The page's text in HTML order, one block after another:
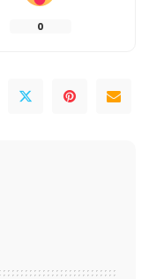
0